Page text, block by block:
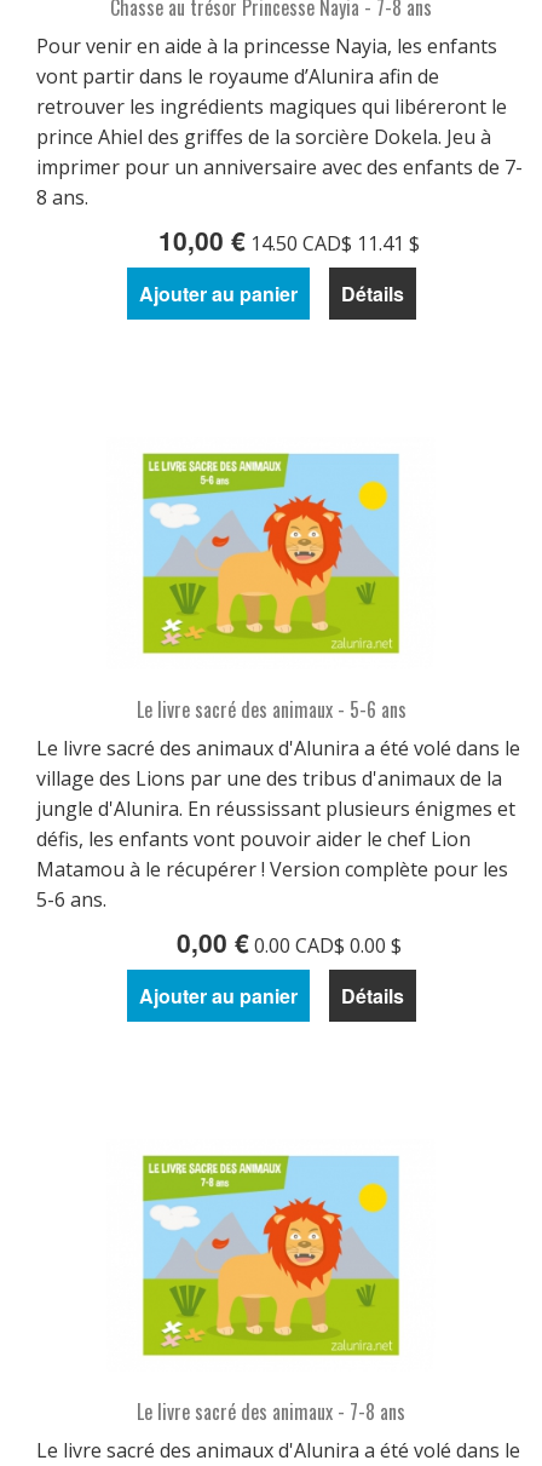
Chasse au trésor Princesse Nayia - 7-8 ans
Pour venir en aide à la princesse Nayia, les enfants
vont partir dans le royaume d’Alunira afin de
retrouver les ingrédients magiques qui libéreront le
prince Ahiel des griffes de la sorcière Dokela. Jeu à
imprimer pour un anniversaire avec des enfants de 7-
8 ans.
10,00 € 14.50 CAD$ 11.41 $
Ajouter au panier Détails
Le livre sacré des animaux - 5-6 ans
Le livre sacré des animaux d'Alunira a été volé dans le
village des Lions par une des tribus d'animaux de la
jungle d'Alunira. En réussissant plusieurs énigmes et
défis, les enfants vont pouvoir aider le chef Lion
Matamou à le récupérer ! Version complète pour les
5-6 ans.
0,00 €0.00 CAD$ 0.00 $
Ajouter au panier Détails
Le livre sacré des animaux - 7-8 ans
Le livre sacré des animaux d'Alunira a été volé dans le